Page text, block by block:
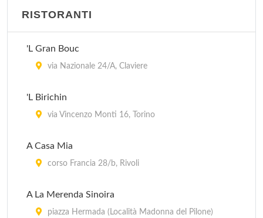
RISTORANTI
'L Gran Bouc
via Nazionale 24/A, Claviere
'L Birichin
via Vincenzo Monti 16, Torino
A Casa Mia
corso Francia 28/b, Rivoli
A La Merenda Sinoira
piazza Hermada (Località Madonna del Pilone)